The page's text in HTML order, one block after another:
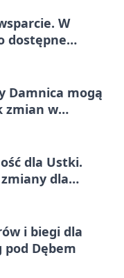
W
dostępne
Damnica mogą
zmian w
dla Ustki.
dla
i biegi dla
pod Dębem